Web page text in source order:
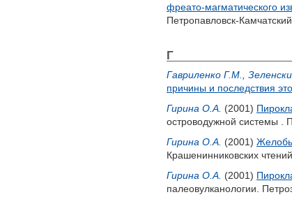
фреато-магматического
Петропавловск-
Г
Гавриленко Г.М.
причины и последствия
Гирина О.А. (2001)
островодужной системы .
Гирина О.А. (2001) Желобы
Крашенинниковских
Гирина О.А. (2001)
палеовулканологии.